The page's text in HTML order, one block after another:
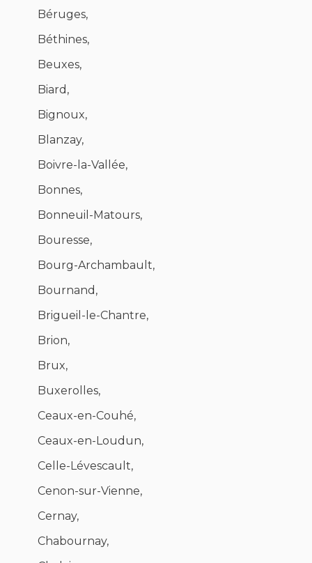
Béruges,
Béthines,
Beuxes,
Biard,
Bignoux,
Blanzay,
Boivre-la-Vallée,
Bonnes,
Bonneuil-Matours,
Bouresse,
Bourg-Archambault,
Bournand,
Brigueil-le-Chantre,
Brion,
Brux,
Buxerolles,
Ceaux-en-Couhé,
Ceaux-en-Loudun,
Celle-Lévescault,
Cenon-sur-Vienne,
Cernay,
Chabournay,